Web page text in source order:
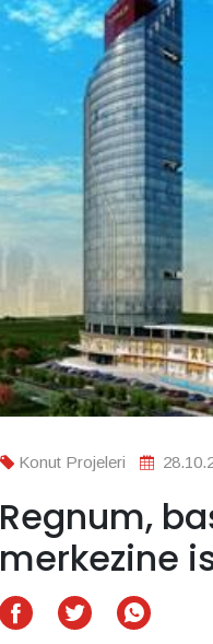
Konut Projeleri
Regnum,
merkezine